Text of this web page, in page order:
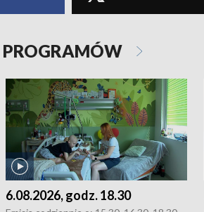
6.08.2026, godz. 18.30